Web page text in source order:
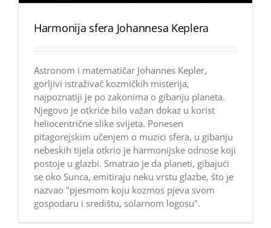
Harmonija sfera Johannesa Keplera
Astronom i matematičar Johannes Kepler,
gorljivi istraživač kozmičkih misterija,
najpoznatiji je po zakonima o gibanju planeta.
Njegovo je otkriće bilo važan dokaz u korist
heliocentrične slike svijeta. Ponesen
pitagorejskim učenjem o muzici sfera, u gibanju
nebeskih tijela otkrio je harmonijske odnose koji
postoje u glazbi. Smatrao je da planeti, gibajući
se oko Sunca, emitiraju neku vrstu glazbe, što je
nazvao "pjesmom koju kozmos pjeva svom
gospodaru i središtu, solarnom logosu".